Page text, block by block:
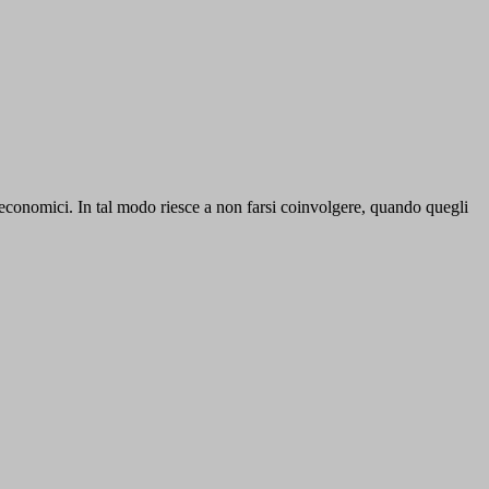
In tal modo riesce a non farsi coinvolgere, quando quegli